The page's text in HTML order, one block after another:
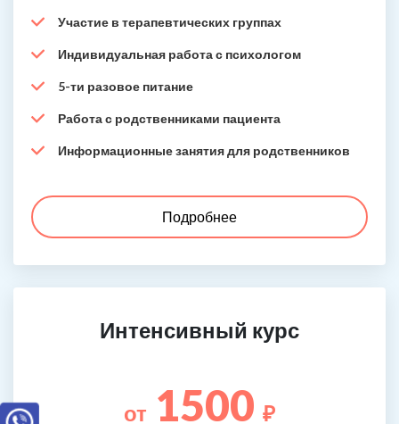
Участие в терапевтических группах
Индивидуальная работа с психологом
5-ти разовое питание
Работа с родственниками пациента
Информационные занятия для родственников
Подробнее
Интенсивный курс
от 1500 ₽